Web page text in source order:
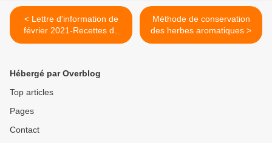
< Lettre d'information de
février 2021-Recettes du
mois
Méthode de conservation
des herbes aromatiques >
Hébergé par Overblog
Top articles
Pages
Contact